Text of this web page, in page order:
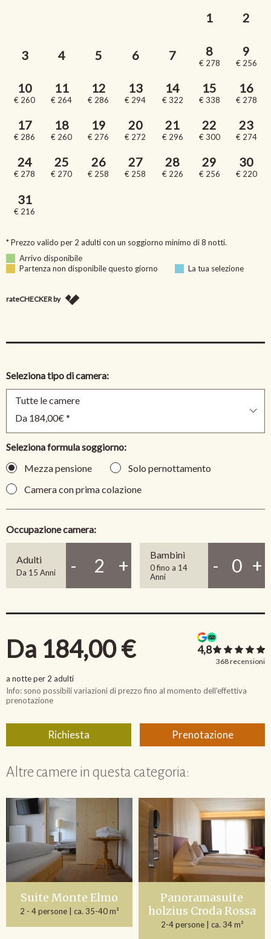
Altre camere in questa categoria:
Suite Monte Elmo
2 - 4 persone | ca. 35-40 m²
Panoramasuite
holzius Croda Rossa
2-4 persone | ca. 34 m²